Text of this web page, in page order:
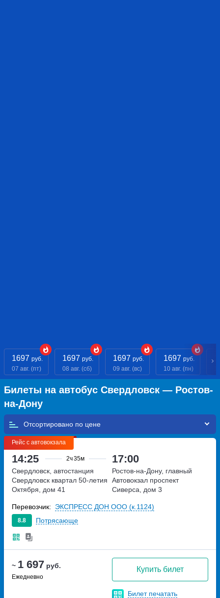
1697 руб.
07 авг. (пт)
1697 руб.
08 авг. (сб)
1697 руб.
09 авг. (вс)
1697 руб.
10 авг. (пн)
Билеты на автобус Свердловск — Ростов-
на-Дону
Отсортировано по
Рейс с автовокзала
14:25 2ч35м 17:00
~ 1 697 руб.
Ежедневно
Купить билет
Билет печатать
Свердловск, автостанция
Свердловск квартал 50-летия
Октября, дом 41
Ростов-на-Дону, главный
Автовокзал проспект
Сиверса, дом 3
8.8 Потрясающе
Перевозчик: ЭКСПРЕСС ДОН ООО (к.1124)